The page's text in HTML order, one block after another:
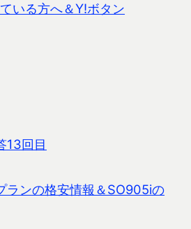
いる方へ＆Y!ボタン
13回目
ランの格安情報＆SO905iの